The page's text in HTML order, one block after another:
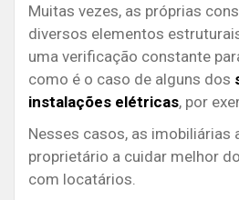
Muitas vezes, as próprias
diversos elementos
uma verificação constante
como é o caso de alguns dos
instalações elétricas, por
Nesses casos, as imobiliárias
proprietário a cuidar melhor
com locatários.